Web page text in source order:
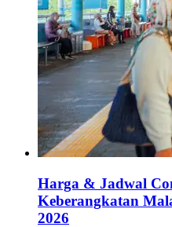
Harga & Jadwal
Keberangkatan
2026